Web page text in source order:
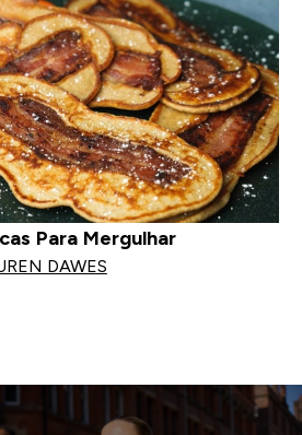
Para Mergulhar
DAWES